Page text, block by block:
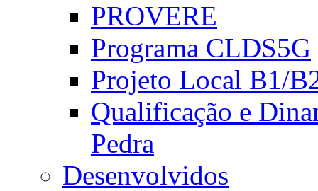
PROVERE
Programa CLDS5G
Projeto Local B1/
Qualificação e
Pedra
Desenvolvidos